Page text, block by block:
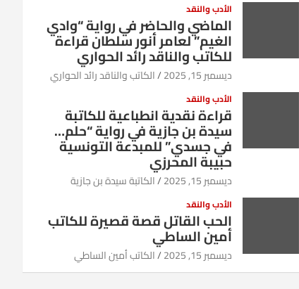
الأدب والنقد
الماضي والحاضر في رواية “وادي
الغيم” لعامر أنور سلطان قراءة
للكاتب والناقد رائد الحواري
ديسمبر 15, 2025 الكاتب والناقد رائد الحواري
الأدب والنقد
قراءة نقدية انطباعية للكاتبة
سيدة بن جازية في رواية “حلم…
في جسدي” للمبدعة التونسية
حبيبة المحرزي
ديسمبر 15, 2025 الكاتبة سيدة بن جازية
الأدب والنقد
الحب القاتل قصة قصيرة للكاتب
أمين الساطي
ديسمبر 15, 2025 الكاتب أمين الساطي